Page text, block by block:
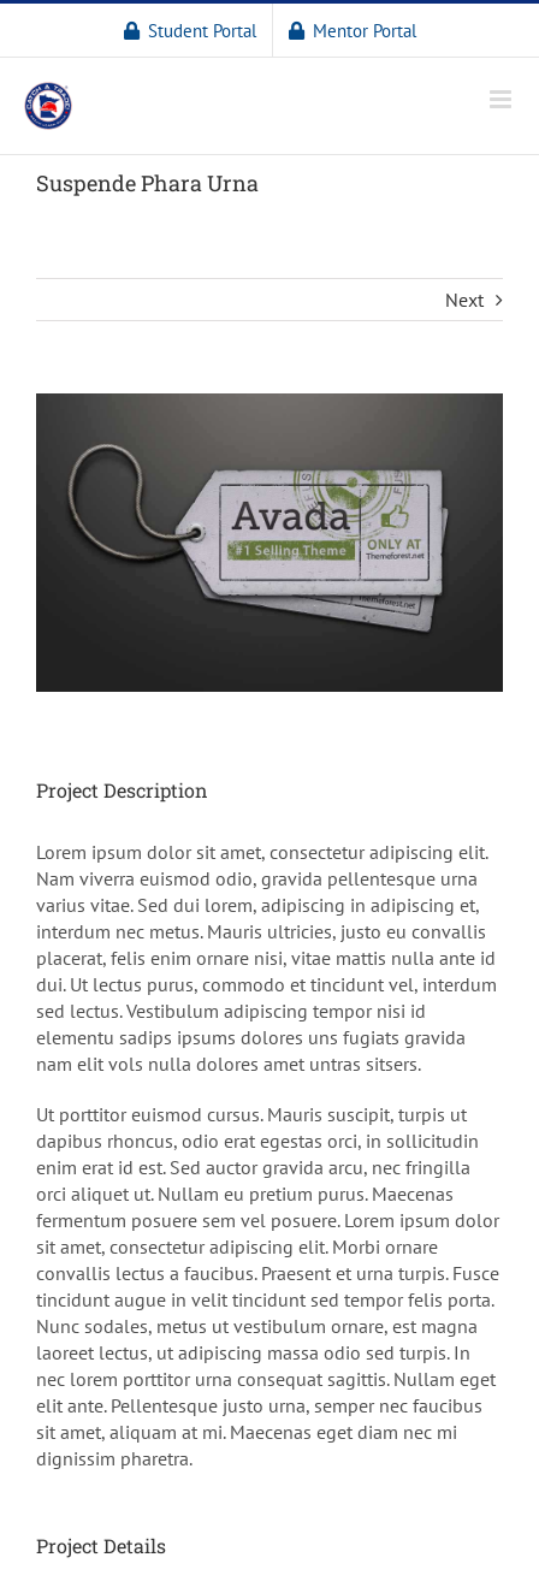
Student Portal Mentor Portal
Suspende Phara Urna
Next
Project Description
Lorem ipsum dolor sit amet, consectetur adipiscing elit.
Nam viverra euismod odio, gravida pellentesque urna
varius vitae. Sed dui lorem, adipiscing in adipiscing et,
interdum nec metus. Mauris ultricies, justo eu convallis
placerat, felis enim ornare nisi, vitae mattis nulla ante id
dui. Ut lectus purus, commodo et tincidunt vel, interdum
sed lectus. Vestibulum adipiscing tempor nisi id
elementu sadips ipsums dolores uns fugiats gravida
nam elit vols nulla dolores amet untras sitsers.
Ut porttitor euismod cursus. Mauris suscipit, turpis ut
dapibus rhoncus, odio erat egestas orci, in sollicitudin
enim erat id est. Sed auctor gravida arcu, nec fringilla
orci aliquet ut. Nullam eu pretium purus. Maecenas
fermentum posuere sem vel posuere. Lorem ipsum dolor
sit amet, consectetur adipiscing elit. Morbi ornare
convallis lectus a faucibus. Praesent et urna turpis. Fusce
tincidunt augue in velit tincidunt sed tempor felis porta.
Nunc sodales, metus ut vestibulum ornare, est magna
laoreet lectus, ut adipiscing massa odio sed turpis. In
nec lorem porttitor urna consequat sagittis. Nullam eget
elit ante. Pellentesque justo urna, semper nec faucibus
sit amet, aliquam at mi. Maecenas eget diam nec mi
dignissim pharetra.
Project Details